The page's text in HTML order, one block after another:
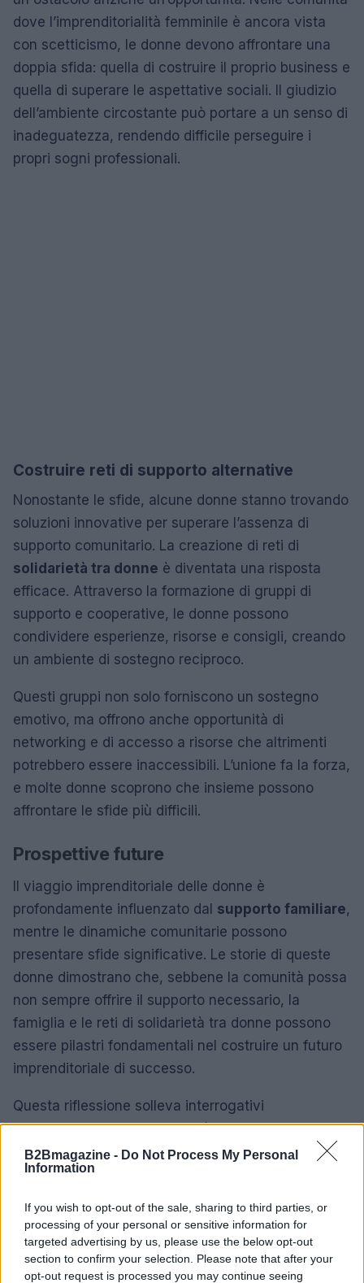
B2Bmagazine - Do Not Process My Personal
Information
If you wish to opt-out of the sale, sharing to third parties, or
processing of your personal or sensitive information for
targeted advertising by us, please use the below opt-out
section to confirm your selection. Please note that after your
opt-out request is processed you may continue seeing
dove l’imprenditorialità femminile è ancora vista
con scetticismo, le donne devono affrontare una
doppia sfida: quella di costruire il proprio business e
quella di superare le aspettative sociali. Il giudizio
dell’ambiente circostante può portare a un senso di
inadeguatezza, rendendo difficile perseguire i
propri sogni professionali.
Costruire reti di supporto alternative
Nonostante le sfide, alcune donne stanno trovando
soluzioni innovative per superare l’assenza di
supporto comunitario. La creazione di reti di
solidarietà tra donne è diventata una risposta
efficace. Attraverso la formazione di gruppi di
supporto e cooperative, le donne possono
condividere esperienze, risorse e consigli, creando
un ambiente di sostegno reciproco.
Questi gruppi non solo forniscono un sostegno
emotivo, ma offrono anche opportunità di
networking e di accesso a risorse che altrimenti
potrebbero essere inaccessibili. L’unione fa la forza,
e molte donne scoprono che insieme possono
affrontare le sfide più difficili.
Prospettive future
Il viaggio imprenditoriale delle donne è
profondamente influenzato dal supporto familiare,
mentre le dinamiche comunitarie possono
presentare sfide significative. Le storie di queste
donne dimostrano che, sebbene la comunità possa
non sempre offrire il supporto necessario, la
famiglia e le reti di solidarietà tra donne possono
essere pilastri fondamentali nel costruire un futuro
imprenditoriale di successo.
Questa riflessione solleva interrogativi
sull’importanza della comunità e del supporto
sociale. Molti pensano che la rete di sostegno più
ampia, come la comunità, possa influenzare
Tuttavia, le donne incontrate hanno avuto
esperienze diverse, rivelando che spesso il
supporto della comunità è limitato.0